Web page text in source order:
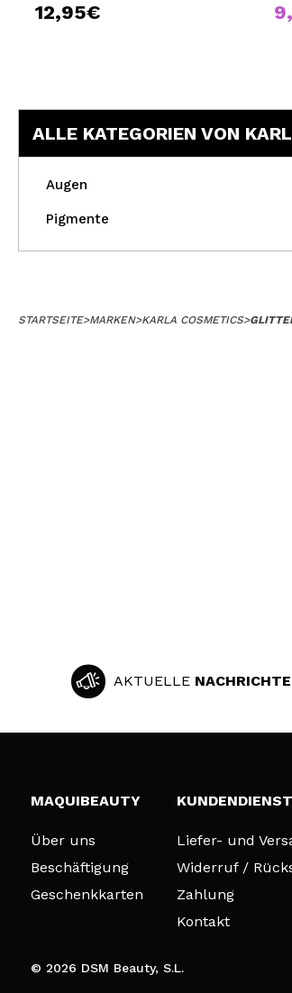
12,95€
ALLE KATEGORIEN VON
Augen
Pigmente
STARTSEITE>MARKEN>KARLA COSMETICS>
AKTUELLE
MAQUIBEAUTY
Über uns
Beschäftigung
Geschenkkarten
KUNDENDIENST
Liefer- und
Widerruf /
Zahlung
Kontakt
© 2026 DSM Beauty, S.L.